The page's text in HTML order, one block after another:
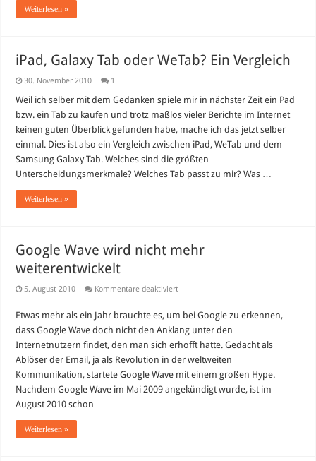
Weiterlesen »
iPad, Galaxy Tab oder WeTab? Ein Vergleich
30. November 2010 1
Weil ich selber mit dem Gedanken spiele mir in nächster Zeit ein Pad
bzw. ein Tab zu kaufen und trotz maßlos vieler Berichte im Internet
keinen guten Überblick gefunden habe, mache ich das jetzt selber
einmal. Dies ist also ein Vergleich zwischen iPad, WeTab und dem
Samsung Galaxy Tab. Welches sind die größten
Unterscheidungsmerkmale? Welches Tab passt zu mir? Was …
Weiterlesen »
Google Wave wird nicht mehr
weiterentwickelt
5. August 2010 Kommentare deaktiviertfür
wird
mehr
weiterentwickelt
Etwas mehr als ein Jahr brauchte es, um bei Google zu erkennen,
dass Google Wave doch nicht den Anklang unter den
Internetnutzern findet, den man sich erhofft hatte. Gedacht als
Ablöser der Email, ja als Revolution in der weltweiten
Kommunikation, startete Google Wave mit einem großen Hype.
Nachdem Google Wave im Mai 2009 angekündigt wurde, ist im
August 2010 schon …
Weiterlesen »